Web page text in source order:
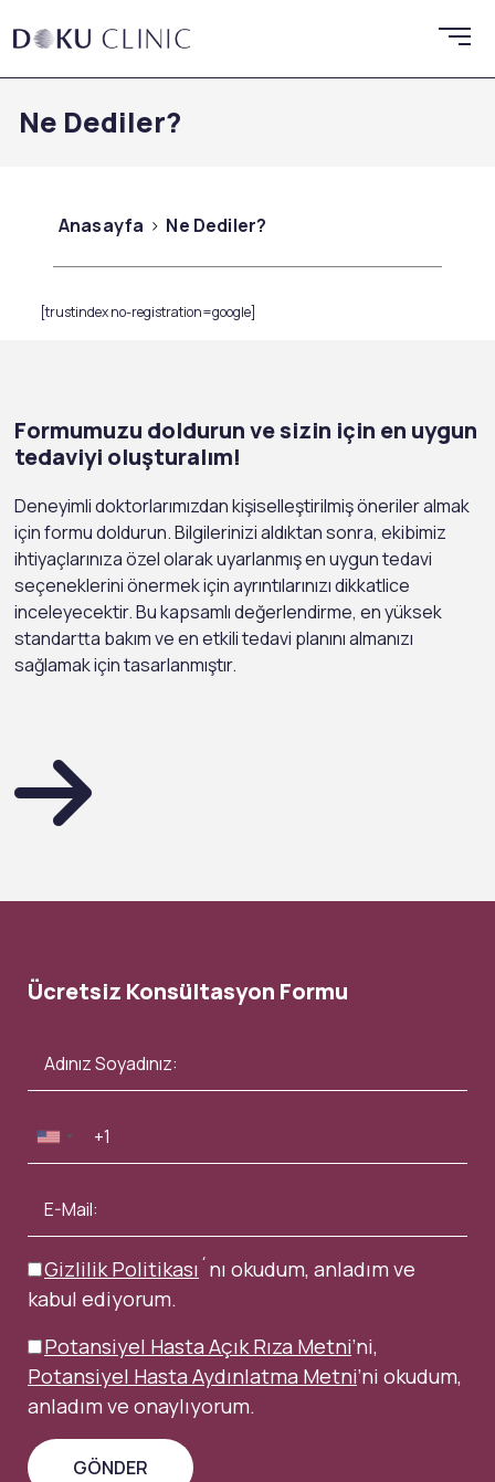
Ne Dediler?
Anasayfa Ne Dediler?
[trustindex no-registration=google]
Formumuzu doldurun ve sizin için en uygun
tedaviyi oluşturalım!
Deneyimli doktorlarımızdan kişiselleştirilmiş öneriler almak
için formu doldurun. Bilgilerinizi aldıktan sonra, ekibimiz
ihtiyaçlarınıza özel olarak uyarlanmış en uygun tedavi
seçeneklerini önermek için ayrıntılarınızı dikkatlice
inceleyecektir. Bu kapsamlı değerlendirme, en yüksek
standartta bakım ve en etkili tedavi planını almanızı
sağlamak için tasarlanmıştır.
Ücretsiz Konsültasyon Formu
Gizlilik Politikası ´nı okudum, anladım ve
kabul ediyorum.
Potansiyel Hasta Açık Rıza Metni’ni,
Potansiyel Hasta Aydınlatma Metni’ni okudum,
anladım ve onaylıyorum.